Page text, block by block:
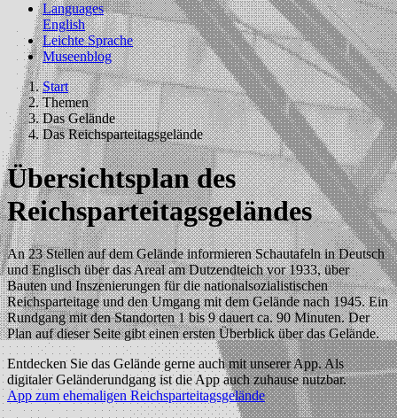
Languages
English
Leichte Sprache
Museenblog
Start
Themen
Das Gelände
Das Reichsparteitagsgelände
Übersichtsplan des
Reichsparteitagsgeländes
An 23 Stellen auf dem Gelände informieren Schautafeln in Deutsch
und Englisch über das Areal am Dutzendteich vor 1933, über
Bauten und Inszenierungen für die nationalsozialistischen
Reichsparteitage und den Umgang mit dem Gelände nach 1945. Ein
Rundgang mit den Standorten 1 bis 9 dauert ca. 90 Minuten. Der
Plan auf dieser Seite gibt einen ersten Überblick über das Gelände.
Entdecken Sie das Gelände gerne auch mit unserer App. Als
digitaler Geländerundgang ist die App auch zuhause nutzbar.
App zum ehemaligen Reichsparteitagsgelände